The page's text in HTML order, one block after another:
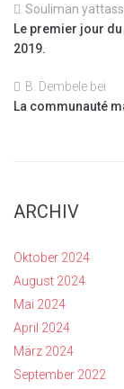
Souliman
Le premier jour
2019.
B. Dembele bei
La communauté
ARCHIV
Oktober 2024
August 2024
Mai 2024
April 2024
März 2024
September 2022